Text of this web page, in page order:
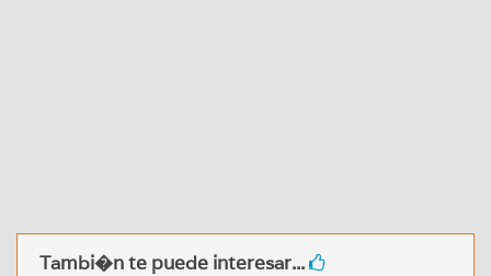
Tambi�n te puede interesar...